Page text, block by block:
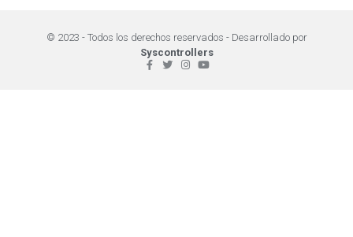
© 2023 - Todos los derechos reservados - Desarrollado por
Syscontrollers